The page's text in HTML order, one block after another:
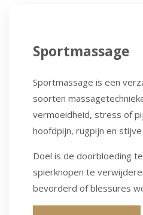
Sportmassage
Sportmassage is een
soorten
vermoeidheid, stress of
hoofdpijn, rugpijn en
Doel is de doorbloeding
spierknopen te
bevorderd of blessures